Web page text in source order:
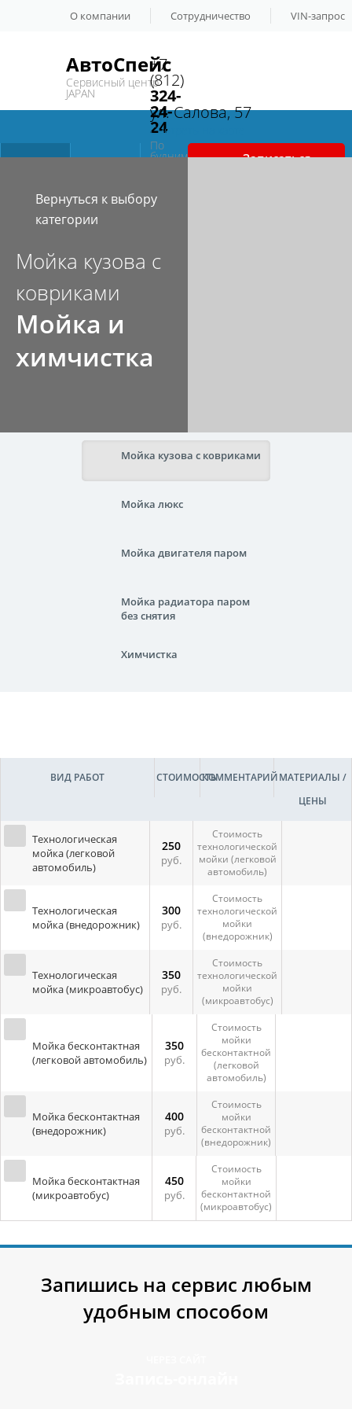
О компании Сотрудничество VIN-запрос
АвтоСпейс
Сервисный центр
JAPAN
+7
(812)
324-
24-
24
По
будним
19:00
ул. Салова, 57
Смотреть на карте
Записаться
ремонт
Автозапчаcти
Контакты
Вернуться к выбору
категории
Мойка кузова с
ковриками
Мойка и
химчистка
Мойка кузова с ковриками
Мойка люкс
Мойка двигателя паром
Мойка радиатора паром
без снятия
Химчистка
ВИД РАБОТ СТОИМОСТЬКОММЕНТАРИЙМАТЕРИАЛЫ /
ЦЕНЫ
Технологическая
мойка (легковой
автомобиль)
250
руб.
Стоимость
технологической
мойки (легковой
автомобиль)
Технологическая
мойка (внедорожник)
300
руб.
Стоимость
технологической
мойки
(внедорожник)
Технологическая
мойка (микроавтобус)
350
руб.
Стоимость
технологической
мойки
(микроавтобус)
Мойка бесконтактная
(легковой автомобиль)
350
руб.
Стоимость
мойки
бесконтактной
(легковой
автомобиль)
Мойка бесконтактная
(внедорожник)
400
руб.
Стоимость
мойки
бесконтактной
(внедорожник)
Мойка бесконтактная
(микроавтобус)
450
руб.
Стоимость
мойки
бесконтактной
(микроавтобус)
Запишись на сервис любым
удобным способом